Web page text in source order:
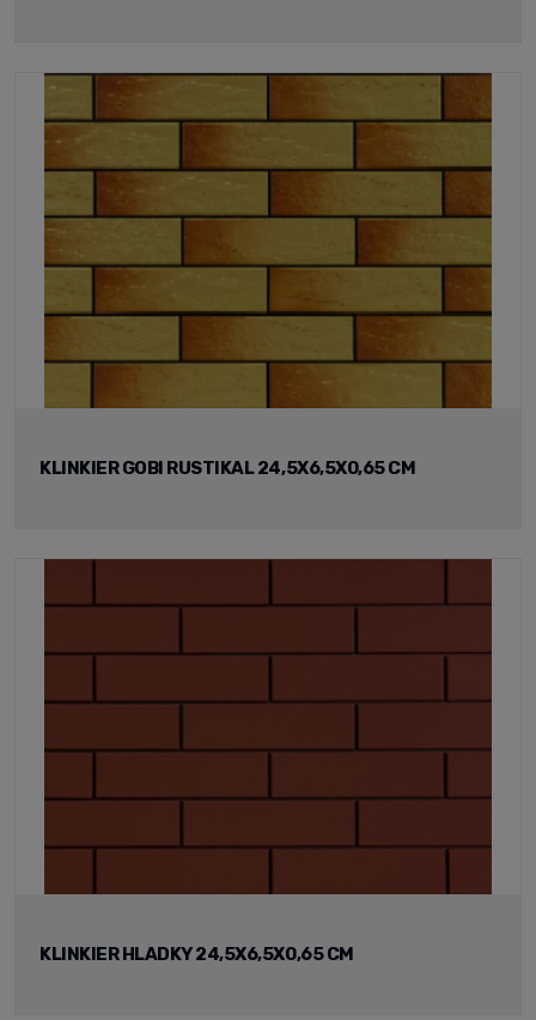
KLINKIER GOBI RUSTIKAL 24,5X6,5X0,65 CM
KLINKIER HLADKY 24,5X6,5X0,65 CM